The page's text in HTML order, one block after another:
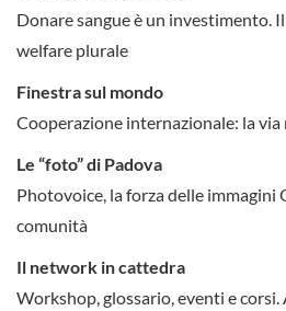
Donare sangue è un investimento.
welfare plurale
Finestra sul mondo
Cooperazione internazionale: la
Le “foto” di Padova
Photovoice, la forza delle immagini
comunità
Il network in cattedra
Workshop, glossario, eventi e corsi.